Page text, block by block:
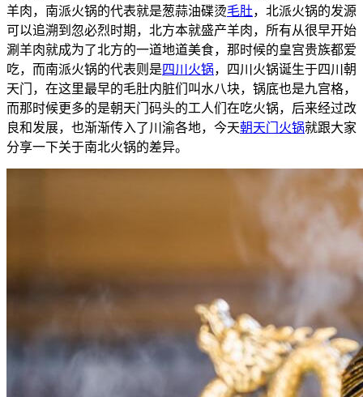
羊肉，南派火锅的代表就是葱蒜油碟烫毛肚，北派火锅的发源
可以追溯到忽必烈时期，北方本就盛产羊肉，所有从很早开始
涮羊肉就成为了北方的一道地道美食，那时候的皇宫贵族都爱
吃，而南派火锅的代表则是四川火锅，四川火锅诞生于四川朝
天门，在这里最早的毛肚内脏们叫水八块，锅底也是九宫格，
而那时候更多的是朝天门码头的工人们在吃火锅，后来经过改
良和发展，也渐渐传入了川渝各地，今天朝天门火锅就跟大家
分享一下关于南北火锅的差异。